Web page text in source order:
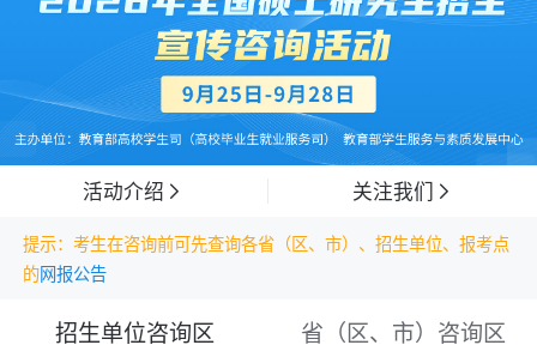
活动介绍 关注我们
提示：考生在咨询前可先查询各省（区、市）、招生单位、报考点
的网报公告
招生单位咨询区 省（区、市）咨询区